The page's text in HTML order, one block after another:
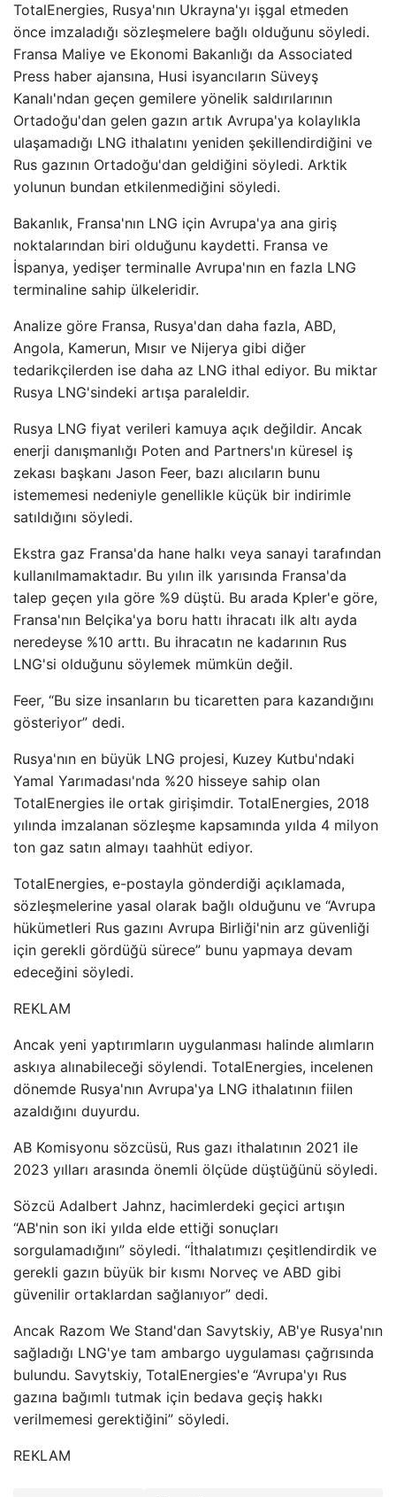
TotalEnergies, Rusya'nın Ukrayna'yı işgal etmeden
önce imzaladığı sözleşmelere bağlı olduğunu söyledi.
Fransa Maliye ve Ekonomi Bakanlığı da Associated
Press haber ajansına, Husi isyancıların Süveyş
Kanalı'ndan geçen gemilere yönelik saldırılarının
Ortadoğu'dan gelen gazın artık Avrupa'ya kolaylıkla
ulaşamadığı LNG ithalatını yeniden şekillendirdiğini ve
Rus gazının Ortadoğu'dan geldiğini söyledi. Arktik
yolunun bundan etkilenmediğini söyledi.
Bakanlık, Fransa'nın LNG için Avrupa'ya ana giriş
noktalarından biri olduğunu kaydetti. Fransa ve
İspanya, yedişer terminalle Avrupa'nın en fazla LNG
terminaline sahip ülkeleridir.
Analize göre Fransa, Rusya'dan daha fazla, ABD,
Angola, Kamerun, Mısır ve Nijerya gibi diğer
tedarikçilerden ise daha az LNG ithal ediyor. Bu miktar
Rusya LNG'sindeki artışa paraleldir.
Rusya LNG fiyat verileri kamuya açık değildir. Ancak
enerji danışmanlığı Poten and Partners'ın küresel iş
zekası başkanı Jason Feer, bazı alıcıların bunu
istememesi nedeniyle genellikle küçük bir indirimle
satıldığını söyledi.
Ekstra gaz Fransa'da hane halkı veya sanayi tarafından
kullanılmamaktadır. Bu yılın ilk yarısında Fransa'da
talep geçen yıla göre %9 düştü. Bu arada Kpler'e göre,
Fransa'nın Belçika'ya boru hattı ihracatı ilk altı ayda
neredeyse %10 arttı. Bu ihracatın ne kadarının Rus
LNG'si olduğunu söylemek mümkün değil.
Feer, “Bu size insanların bu ticaretten para kazandığını
gösteriyor” dedi.
Rusya'nın en büyük LNG projesi, Kuzey Kutbu'ndaki
Yamal Yarımadası'nda %20 hisseye sahip olan
TotalEnergies ile ortak girişimdir. TotalEnergies, 2018
yılında imzalanan sözleşme kapsamında yılda 4 milyon
ton gaz satın almayı taahhüt ediyor.
TotalEnergies, e-postayla gönderdiği açıklamada,
sözleşmelerine yasal olarak bağlı olduğunu ve “Avrupa
hükümetleri Rus gazını Avrupa Birliği'nin arz güvenliği
için gerekli gördüğü sürece” bunu yapmaya devam
edeceğini söyledi.
REKLAM
Ancak yeni yaptırımların uygulanması halinde alımların
askıya alınabileceği söylendi. TotalEnergies, incelenen
dönemde Rusya'nın Avrupa'ya LNG ithalatının fiilen
azaldığını duyurdu.
AB Komisyonu sözcüsü, Rus gazı ithalatının 2021 ile
2023 yılları arasında önemli ölçüde düştüğünü söyledi.
Sözcü Adalbert Jahnz, hacimlerdeki geçici artışın
“AB'nin son iki yılda elde ettiği sonuçları
sorgulamadığını” söyledi. “İthalatımızı çeşitlendirdik ve
gerekli gazın büyük bir kısmı Norveç ve ABD gibi
güvenilir ortaklardan sağlanıyor” dedi.
Ancak Razom We Stand'dan Savytskiy, AB'ye Rusya'nın
sağladığı LNG'ye tam ambargo uygulaması çağrısında
bulundu. Savytskiy, TotalEnergies'e “Avrupa'yı Rus
gazına bağımlı tutmak için bedava geçiş hakkı
verilmemesi gerektiğini” söyledi.
REKLAM